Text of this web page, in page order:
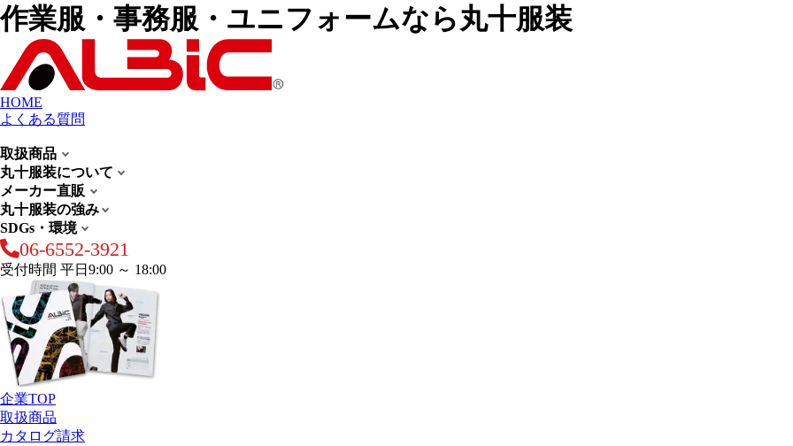
作業服・事務服・ユニフォームなら丸十服装
HOME
よくある質問
取扱商品
丸十服装について
メーカー直販
丸十服装の強み
SDGs・環境
06-6552-3921
受付時間 平日9:00 ～ 18:00
企業TOP
取扱商品
カタログ請求